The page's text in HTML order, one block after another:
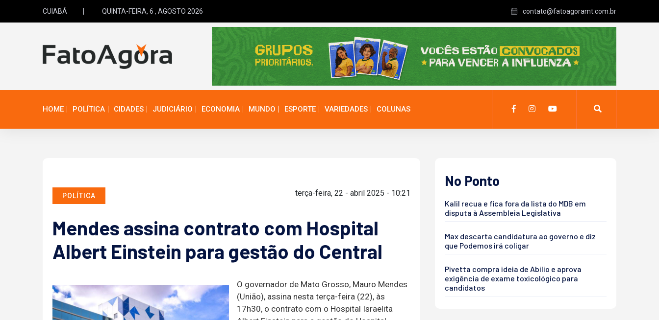
CUIABÁ QUINTA-FEIRA, 6 , AGOSTO 2026 contato@fatoagoramt.com.br
HOME POLÍTICA CIDADES JUDICIÁRIO ECONOMIA MUNDO ESPORTE VARIEDADES COLUNAS
POLÍTICA terça-feira, 22 - abril 2025 - 10:21
Mendes assina contrato com Hospital
Albert Einstein para gestão do Central
O governador de Mato Grosso, Mauro Mendes
(União), assina nesta terça-feira (22), às
17h30, o contrato com o Hospital Israelita
No Ponto
Kalil recua e fica fora da lista do MDB em
disputa à Assembleia Legislativa
Max descarta candidatura ao governo e diz
que Podemos irá coligar
Pivetta compra ideia de Abilio e aprova
exigência de exame toxicológico para
candidatos